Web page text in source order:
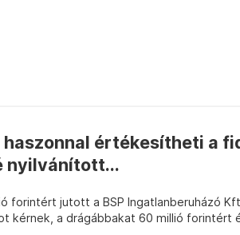
értékesítheti a
nyilvánított...
forintért jutott a BSP Ingatlanberuházó
kérnek, a drágábbakat 60 millió forintért